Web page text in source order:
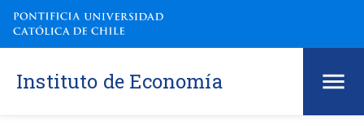
Instituto de Economía